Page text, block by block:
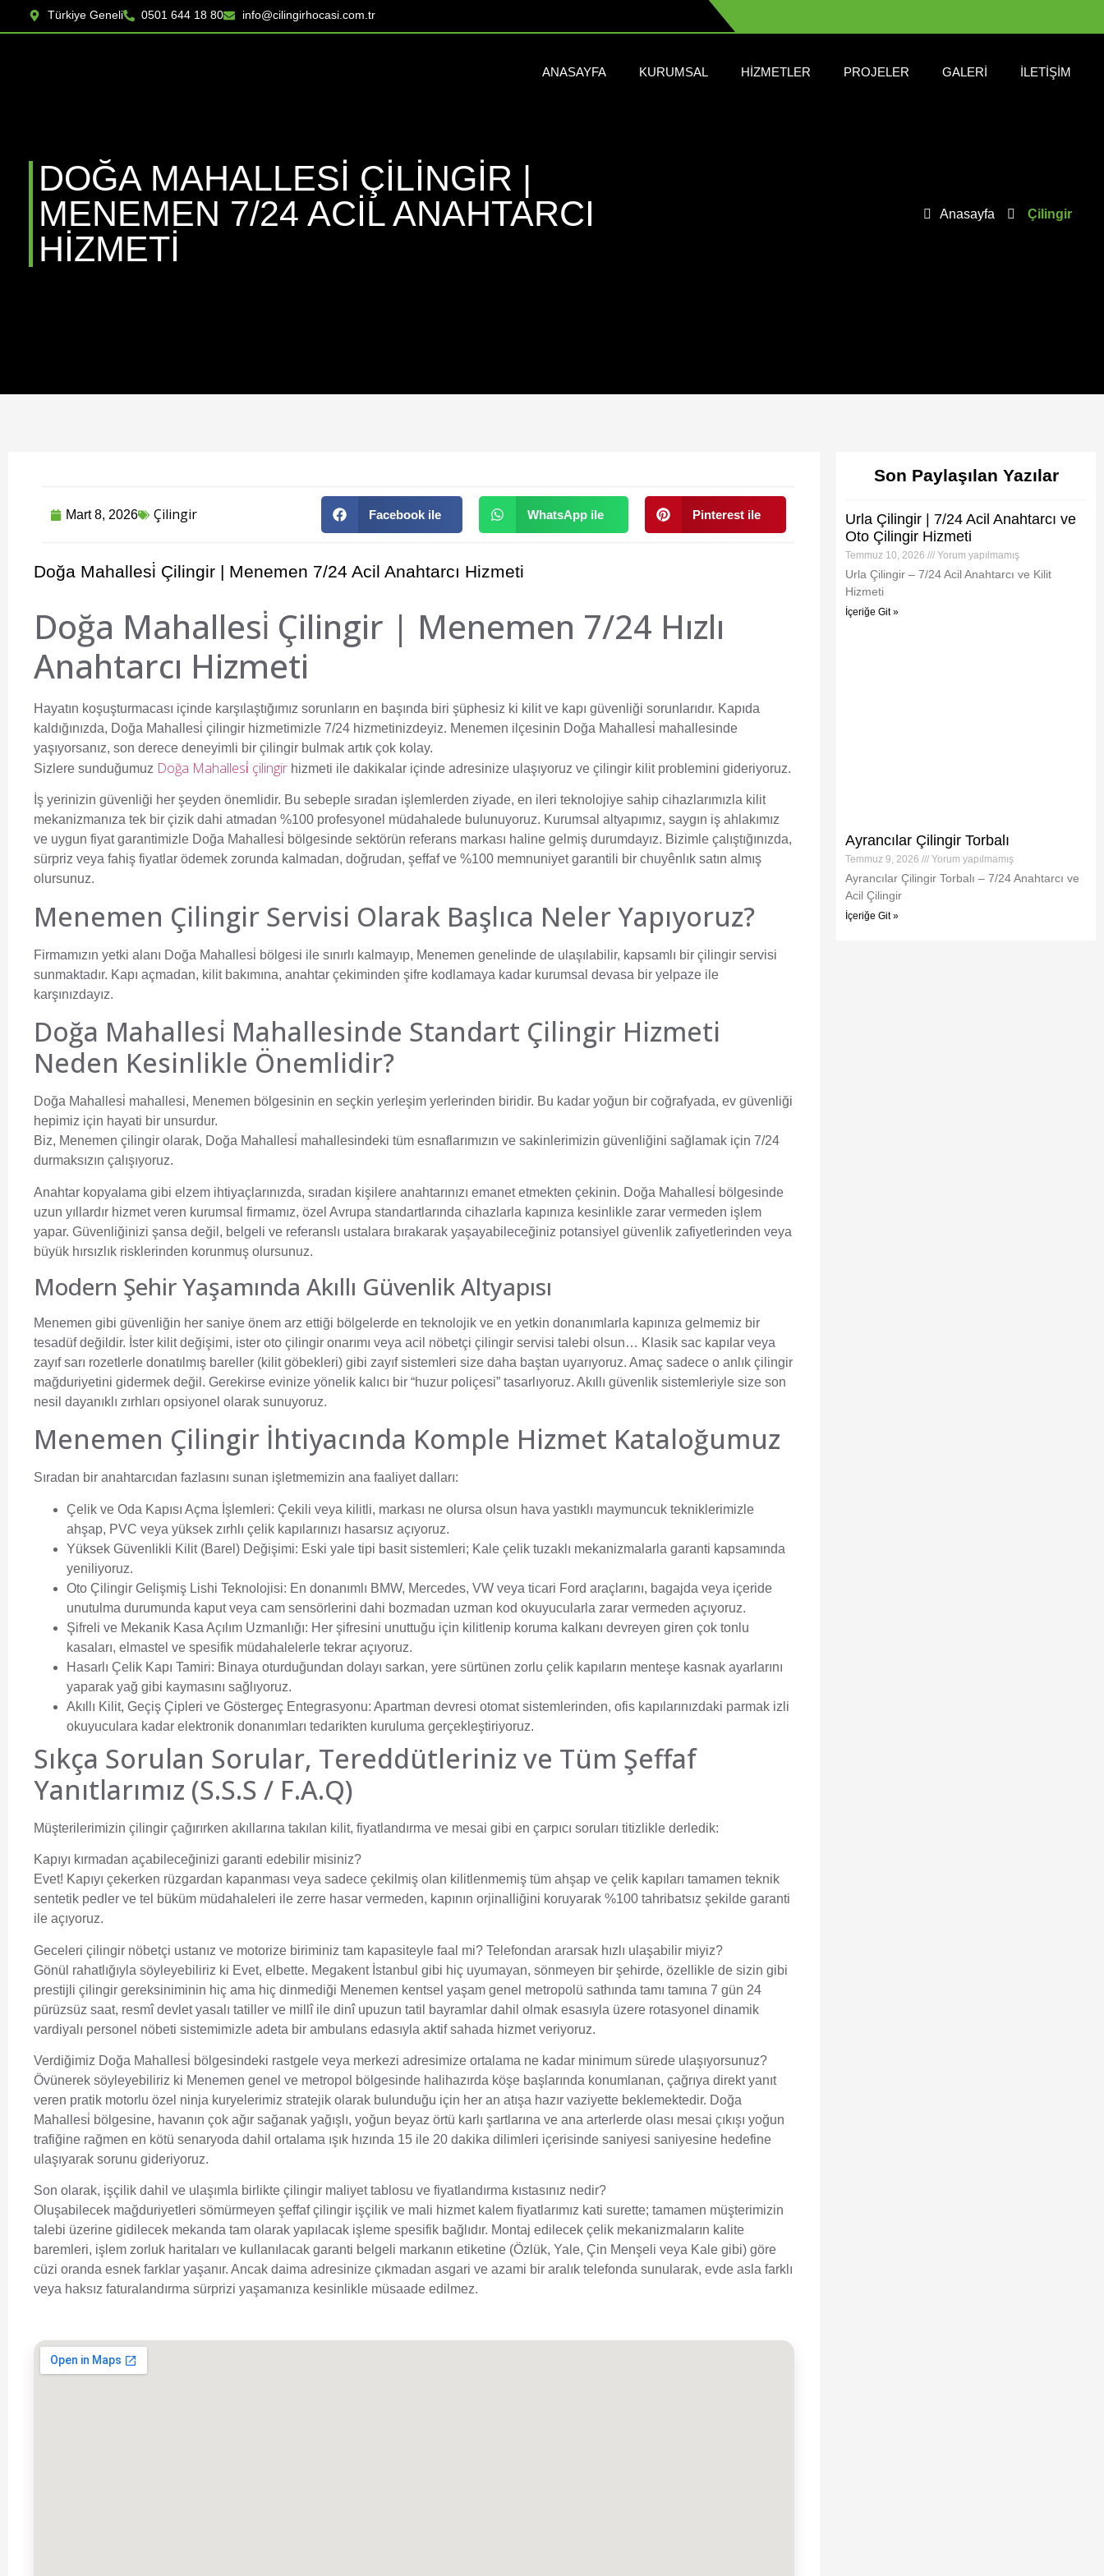
Türkiye Geneli 0501 644 18 80 info@cilingirhocasi.com.tr
ANASAYFA KURUMSAL HIZMETLER PROJELER GALERI İLETIŞIM
DOĞA MAHALLESİ ÇILINGIR |
MENEMEN 7/24 ACIL ANAHTARCI
HIZMETI
Anasayfa Çilingir
Mart 8, 2026 Çilingir Facebook ile WhatsApp ile Pinterest ile
Doğa Mahallesi̇ Çilingir | Menemen 7/24 Acil Anahtarcı Hizmeti
Doğa Mahallesi̇ Çilingir | Menemen 7/24 Hızlı
Anahtarcı Hizmeti
Hayatın koşuşturmacası içinde karşılaştığımız sorunların en başında biri şüphesiz ki kilit ve kapı güvenliği sorunlarıdır. Kapıda
kaldığınızda, Doğa Mahallesi̇ çilingir hizmetimizle 7/24 hizmetinizdeyiz. Menemen ilçesinin Doğa Mahallesi̇ mahallesinde
yaşıyorsanız, son derece deneyimli bir çilingir bulmak artık çok kolay.
Sizlere sunduğumuz Doğa Mahallesi̇ çilingir hizmeti ile dakikalar içinde adresinize ulaşıyoruz ve çilingir kilit problemini gideriyoruz.
İş yerinizin güvenliği her şeyden önemlidir. Bu sebeple sıradan işlemlerden ziyade, en ileri teknolojiye sahip cihazlarımızla kilit
mekanizmanıza tek bir çizik dahi atmadan %100 profesyonel müdahalede bulunuyoruz. Kurumsal altyapımız, saygın iş ahlakımız
ve uygun fiyat garantimizle Doğa Mahallesi̇ bölgesinde sektörün referans markası haline gelmiş durumdayız. Bizimle çalıştığınızda,
sürpriz veya fahiş fiyatlar ödemek zorunda kalmadan, doğrudan, şeffaf ve %100 memnuniyet garantili bir chuyênlık satın almış
olursunuz.
Menemen Çilingir Servisi Olarak Başlıca Neler Yapıyoruz?
Firmamızın yetki alanı Doğa Mahallesi̇ bölgesi ile sınırlı kalmayıp, Menemen genelinde de ulaşılabilir, kapsamlı bir çilingir servisi
sunmaktadır. Kapı açmadan, kilit bakımına, anahtar çekiminden şifre kodlamaya kadar kurumsal devasa bir yelpaze ile
karşınızdayız.
Doğa Mahallesi̇ Mahallesinde Standart Çilingir Hizmeti
Neden Kesinlikle Önemlidir?
Doğa Mahallesi̇ mahallesi, Menemen bölgesinin en seçkin yerleşim yerlerinden biridir. Bu kadar yoğun bir coğrafyada, ev güvenliği
hepimiz için hayati bir unsurdur.
Biz, Menemen çilingir olarak, Doğa Mahallesi̇ mahallesindeki tüm esnaflarımızın ve sakinlerimizin güvenliğini sağlamak için 7/24
durmaksızın çalışıyoruz.
Anahtar kopyalama gibi elzem ihtiyaçlarınızda, sıradan kişilere anahtarınızı emanet etmekten çekinin. Doğa Mahallesi̇ bölgesinde
uzun yıllardır hizmet veren kurumsal firmamız, özel Avrupa standartlarında cihazlarla kapınıza kesinlikle zarar vermeden işlem
yapar. Güvenliğinizi şansa değil, belgeli ve referanslı ustalara bırakarak yaşayabileceğiniz potansiyel güvenlik zafiyetlerinden veya
büyük hırsızlık risklerinden korunmuş olursunuz.
Modern Şehir Yaşamında Akıllı Güvenlik Altyapısı
Menemen gibi güvenliğin her saniye önem arz ettiği bölgelerde en teknolojik ve en yetkin donanımlarla kapınıza gelmemiz bir
tesadüf değildir. İster kilit değişimi, ister oto çilingir onarımı veya acil nöbetçi çilingir servisi talebi olsun… Klasik sac kapılar veya
zayıf sarı rozetlerle donatılmış bareller (kilit göbekleri) gibi zayıf sistemleri size daha baştan uyarıyoruz. Amaç sadece o anlık çilingir
mağduriyetini gidermek değil. Gerekirse evinize yönelik kalıcı bir “huzur poliçesi” tasarlıyoruz. Akıllı güvenlik sistemleriyle size son
nesil dayanıklı zırhları opsiyonel olarak sunuyoruz.
Menemen Çilingir İhtiyacında Komple Hizmet Kataloğumuz
Sıradan bir anahtarcıdan fazlasını sunan işletmemizin ana faaliyet dalları:
Çelik ve Oda Kapısı Açma İşlemleri: Çekili veya kilitli, markası ne olursa olsun hava yastıklı maymuncuk tekniklerimizle
ahşap, PVC veya yüksek zırhlı çelik kapılarınızı hasarsız açıyoruz.
Yüksek Güvenlikli Kilit (Barel) Değişimi: Eski yale tipi basit sistemleri; Kale çelik tuzaklı mekanizmalarla garanti kapsamında
yeniliyoruz.
Oto Çilingir Gelişmiş Lishi Teknolojisi: En donanımlı BMW, Mercedes, VW veya ticari Ford araçlarını, bagajda veya içeride
unutulma durumunda kaput veya cam sensörlerini dahi bozmadan uzman kod okuyucularla zarar vermeden açıyoruz.
Şifreli ve Mekanik Kasa Açılım Uzmanlığı: Her şifresini unuttuğu için kilitlenip koruma kalkanı devreyen giren çok tonlu
kasaları, elmastel ve spesifik müdahalelerle tekrar açıyoruz.
Hasarlı Çelik Kapı Tamiri: Binaya oturduğundan dolayı sarkan, yere sürtünen zorlu çelik kapıların menteşe kasnak ayarlarını
yaparak yağ gibi kaymasını sağlıyoruz.
Akıllı Kilit, Geçiş Çipleri ve Göstergeç Entegrasyonu: Apartman devresi otomat sistemlerinden, ofis kapılarınızdaki parmak izli
okuyuculara kadar elektronik donanımları tedarikten kuruluma gerçekleştiriyoruz.
Sıkça Sorulan Sorular, Tereddütleriniz ve Tüm Şeffaf
Yanıtlarımız (S.S.S / F.A.Q)
Müşterilerimizin çilingir çağırırken akıllarına takılan kilit, fiyatlandırma ve mesai gibi en çarpıcı soruları titizlikle derledik:
Kapıyı kırmadan açabileceğinizi garanti edebilir misiniz?
Evet! Kapıyı çekerken rüzgardan kapanması veya sadece çekilmiş olan kilitlenmemiş tüm ahşap ve çelik kapıları tamamen teknik
sentetik pedler ve tel büküm müdahaleleri ile zerre hasar vermeden, kapının orjinalliğini koruyarak %100 tahribatsız şekilde garanti
ile açıyoruz.
Geceleri çilingir nöbetçi ustanız ve motorize biriminiz tam kapasiteyle faal mi? Telefondan ararsak hızlı ulaşabilir miyiz?
Gönül rahatlığıyla söyleyebiliriz ki Evet, elbette. Megakent İstanbul gibi hiç uyumayan, sönmeyen bir şehirde, özellikle de sizin gibi
prestijli çilingir gereksiniminin hiç ama hiç dinmediği Menemen kentsel yaşam genel metropolü sathında tamı tamına 7 gün 24
pürüzsüz saat, resmî devlet yasalı tatiller ve millî ile dinî upuzun tatil bayramlar dahil olmak esasıyla üzere rotasyonel dinamik
vardiyalı personel nöbeti sistemimizle adeta bir ambulans edasıyla aktif sahada hizmet veriyoruz.
Verdiğimiz Doğa Mahallesi̇ bölgesindeki rastgele veya merkezi adresimize ortalama ne kadar minimum sürede ulaşıyorsunuz?
Övünerek söyleyebiliriz ki Menemen genel ve metropol bölgesinde halihazırda köşe başlarında konumlanan, çağrıya direkt yanıt
veren pratik motorlu özel ninja kuryelerimiz stratejik olarak bulunduğu için her an atışa hazır vaziyette beklemektedir. Doğa
Mahallesi̇ bölgesine, havanın çok ağır sağanak yağışlı, yoğun beyaz örtü karlı şartlarına ve ana arterlerde olası mesai çıkışı yoğun
trafiğine rağmen en kötü senaryoda dahil ortalama ışık hızında 15 ile 20 dakika dilimleri içerisinde saniyesi saniyesine hedefine
ulaşıyarak sorunu gideriyoruz.
Son olarak, işçilik dahil ve ulaşımla birlikte çilingir maliyet tablosu ve fiyatlandırma kıstasınız nedir?
Oluşabilecek mağduriyetleri sömürmeyen şeffaf çilingir işçilik ve mali hizmet kalem fiyatlarımız kati surette; tamamen müşterimizin
talebi üzerine gidilecek mekanda tam olarak yapılacak işleme spesifik bağlıdır. Montaj edilecek çelik mekanizmaların kalite
baremleri, işlem zorluk haritaları ve kullanılacak garanti belgeli markanın etiketine (Özlük, Yale, Çin Menşeli veya Kale gibi) göre
cüzi oranda esnek farklar yaşanır. Ancak daima adresinize çıkmadan asgari ve azami bir aralık telefonda sunularak, evde asla farklı
veya haksız faturalandırma sürprizi yaşamanıza kesinlikle müsaade edilmez.
Son Paylaşılan Yazılar
Urla Çilingir | 7/24 Acil Anahtarcı ve
Oto Çilingir Hizmeti
Temmuz 10, 2026 Yorum yapılmamış
Urla Çilingir – 7/24 Acil Anahtarcı ve Kilit
Hizmeti
İçeriğe Git »
Ayrancılar Çilingir Torbalı
Temmuz 9, 2026 Yorum yapılmamış
Ayrancılar Çilingir Torbalı – 7/24 Anahtarcı ve
Acil Çilingir
İçeriğe Git »